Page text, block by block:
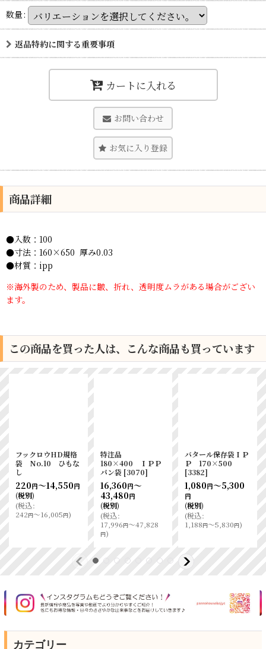
数量:
返品特約に関する重要事項
カートに入れる
お問い合わせ
お気に入り登録
商品詳細
●入数：100
●寸法：160×650 厚み0.03
●材質：ipp
※海外製のため、製品に皺、折れ、透明度ムラがある場合がござい
ます。
この商品を買った人は、こんな商品も買っています
海外 IPP食パン
袋 1斤用
470
(税別)
(税込:
517円～9,724
ノンフッ素 パンの包
装工場耐油ガゼット
袋（無地）M
624円～11,840
(税別)
(税込:
686円～13,024円)
海外 IPP食パン
袋 2斤用
670円～6,400
(税別)
(税込
737円～7,040
カテゴリー